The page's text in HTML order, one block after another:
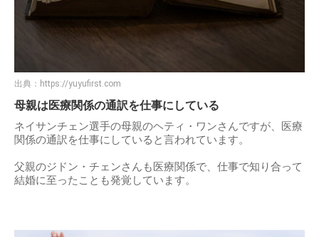
出典： https://yuyufirst.com
母親は医療関係の通訳を仕事にしている
ネイサンチェン選手の母親のヘティ・ワンさんですが、医療
関係の通訳を仕事にしていると言われています。
父親のジドン・チェンさんも医療関係で、仕事で知り合って
結婚に至ったことも発覚しています。